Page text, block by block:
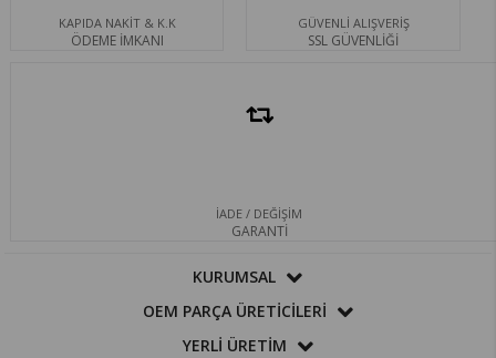
KAPIDA NAKİT & K.K
ÖDEME İMKANI
GÜVENLİ ALIŞVERİŞ
SSL GÜVENLİĞİ
İADE / DEĞİŞİM
GARANTİ
KURUMSAL
OEM PARÇA ÜRETİCİLERİ
YERLİ ÜRETİM